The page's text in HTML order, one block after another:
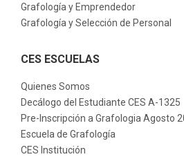
Grafología y Emprendedor
Grafología y Selección de Personal
CES ESCUELAS
Quienes Somos
Decálogo del Estudiante CES A-1325
Pre-Inscripción a Grafologia Agosto
Escuela de Grafología
CES Institución